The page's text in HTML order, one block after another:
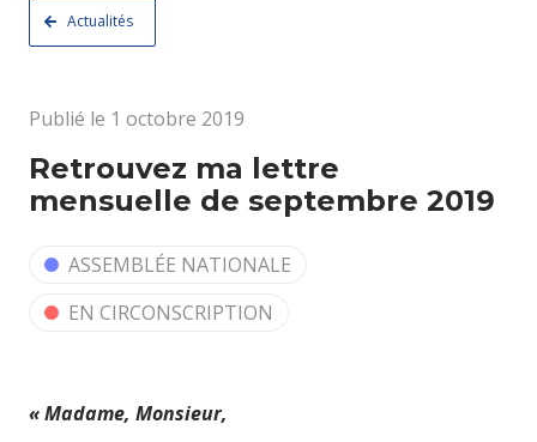
Actualités
Publié le 1 octobre 2019
Retrouvez ma lettre
mensuelle de septembre 2019
ASSEMBLÉE NATIONALE
EN CIRCONSCRIPTION
« Madame, Monsieur,